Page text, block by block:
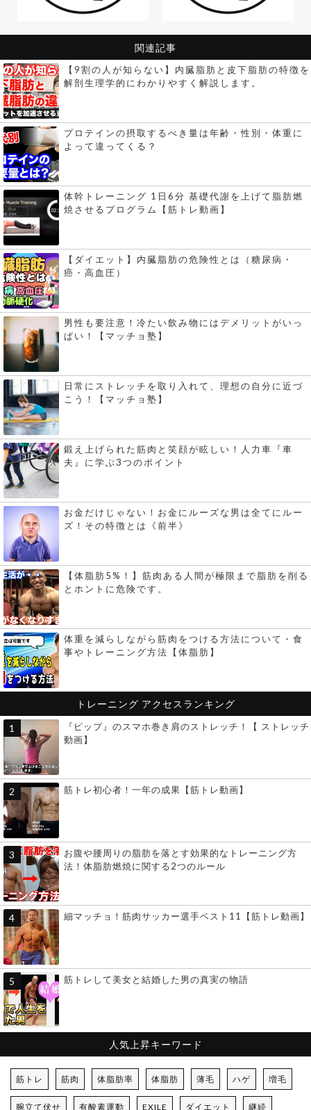
関連記事
【9割の人が知らない】内臓脂肪と皮下脂肪の特徴を
解剖生理学的にわかりやすく解説します。
プロテインの摂取するべき量は年齢・性別・体重に
よって違ってくる？
体幹トレーニング 1日6分 基礎代謝を上げて脂肪燃
焼させるプログラム【筋トレ動画】
【ダイエット】内臓脂肪の危険性とは（糖尿病・
癌・高血圧）
男性も要注意！冷たい飲み物にはデメリットがいっ
ぱい！【マッチョ塾】
日常にストレッチを取り入れて、理想の自分に近づ
こう！【マッチョ塾】
鍛え上げられた筋肉と笑顔が眩しい！人力車『車
夫』に学ぶ3つのポイント
お金だけじゃない！お金にルーズな男は全てにルー
ズ！その特徴とは《前半》
【体脂肪5%！】筋肉ある人間が極限まで脂肪を削る
とホントに危険です。
体重を減らしながら筋肉をつける方法について・食
事やトレーニング方法【体脂肪】
トレーニング アクセスランキング
『ピップ』のスマホ巻き肩のストレッチ！【 ストレッチ
動画】
筋トレ初心者！一年の成果【筋トレ動画】
お腹や腰周りの脂肪を落とす効果的なトレーニング方
法！体脂肪燃焼に関する2つのルール
細マッチョ！筋肉サッカー選手ベスト11【筋トレ動画】
筋トレして美女と結婚した男の真実の物語
人気上昇キーワード
筋トレ 筋肉 体脂肪率 体脂肪 薄毛 ハゲ 増毛
腕立て伏せ 有酸素運動 EXILE ダイエット 継続